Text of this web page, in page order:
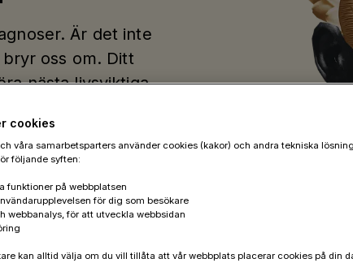
Är det inte
oss om. Ditt
nästa livsviktiga
cookies
våra samarbetsparters använder cookies (kakor) och andra tekniska
följande syften:
funktioner på webbplatsen
för dig som besökare
webbanalys, för att utveckla webbsidan
kan alltid välja om du vill tillåta att vår webbplats placerar cookies på din